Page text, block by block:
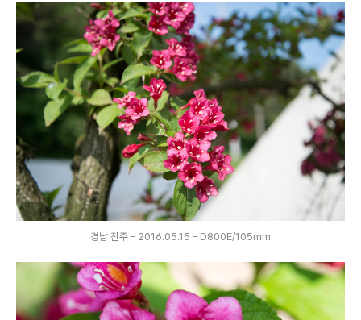
경남 진주 - 2016.05.15 - D800E/105mm